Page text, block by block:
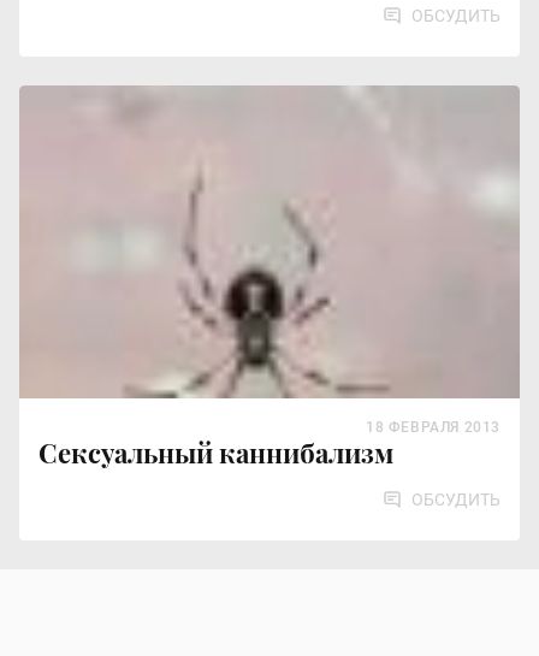
ОБСУДИТЬ
Сексуальный каннибализм
18 ФЕВРАЛЯ 2013
ОБСУДИТЬ